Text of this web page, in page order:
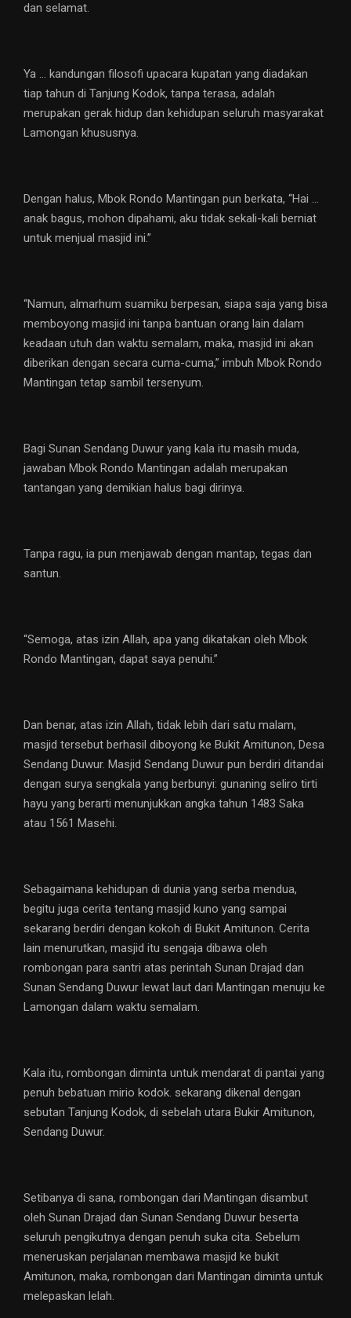
dan selamat.
Ya … kandungan filosofi upacara kupatan yang diadakan
tiap tahun di Tanjung Kodok, tanpa terasa, adalah
merupakan gerak hidup dan kehidupan seluruh masyarakat
Lamongan khususnya.
Dengan halus, Mbok Rondo Mantingan pun berkata, “Hai …
anak bagus, mohon dipahami, aku tidak sekali-kali berniat
untuk menjual masjid ini.”
“Namun, almarhum suamiku berpesan, siapa saja yang bisa
memboyong masjid ini tanpa bantuan orang lain dalam
keadaan utuh dan waktu semalam, maka, masjid ini akan
diberikan dengan secara cuma-cuma,” imbuh Mbok Rondo
Mantingan tetap sambil tersenyum.
Bagi Sunan Sendang Duwur yang kala itu masih muda,
jawaban Mbok Rondo Mantingan adalah merupakan
tantangan yang demikian halus bagi dirinya.
Tanpa ragu, ia pun menjawab dengan mantap, tegas dan
santun.
“Semoga, atas izin Allah, apa yang dikatakan oleh Mbok
Rondo Mantingan, dapat saya penuhi.”
Dan benar, atas izin Allah, tidak lebih dari satu malam,
masjid tersebut berhasil diboyong ke Bukit Amitunon, Desa
Sendang Duwur. Masjid Sendang Duwur pun berdiri ditandai
dengan surya sengkala yang berbunyi: gunaning seliro tirti
hayu yang berarti menunjukkan angka tahun 1483 Saka
atau 1561 Masehi.
Sebagaimana kehidupan di dunia yang serba mendua,
begitu juga cerita tentang masjid kuno yang sampai
sekarang berdiri dengan kokoh di Bukit Amitunon. Cerita
lain menurutkan, masjid itu sengaja dibawa oleh
rombongan para santri atas perintah Sunan Drajad dan
Sunan Sendang Duwur lewat laut dari Mantingan menuju ke
Lamongan dalam waktu semalam.
Kala itu, rombongan diminta untuk mendarat di pantai yang
penuh bebatuan mirio kodok. sekarang dikenal dengan
sebutan Tanjung Kodok, di sebelah utara Bukir Amitunon,
Sendang Duwur.
Setibanya di sana, rombongan dari Mantingan disambut
oleh Sunan Drajad dan Sunan Sendang Duwur beserta
seluruh pengikutnya dengan penuh suka cita. Sebelum
meneruskan perjalanan membawa masjid ke bukit
Amitunon, maka, rombongan dari Mantingan diminta untuk
melepaskan lelah.